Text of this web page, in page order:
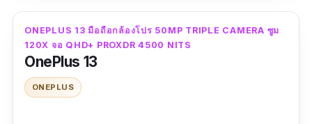
รองรับฟีเจอร์ Magic Cue/ Camera Coach ที่
ทำงานบนเครื่อง)
ซูมภาพนิ่ง: จาก 30x (Super Res Zoom) สู่
100x (Pro Res Zoom เฉพาะ 10 Pro/10 Pro
ทำงานบนระบบ Android 15 ครอบด้วย Funtouch
OS 15 ล่าสุด ใช้งานลื่นไหลพร้อมฟีเจอร์อัจฉริยะ
ครบถ้วน
สเปคเด่น
remove_circleราคาสูงพอสมควรเมื่อเทียบกับ OPPO Reno Series หรือ
แบรนด์อื่นระดับกลาง
remove_circleไม่มีระบบพัดลมในตัวแบบเกมมิ่งโฟนสายฮาร์ดคอร์ (แต่
การระบายความร้อนยังดีมาก)
ONEPLUS 13 มือถือกล้องโปร 50MP TRIPLE CAMERA ซูม
120X จอ QHD+ PROXDR 4500 NITS
OnePlus 13
ONEPLUS